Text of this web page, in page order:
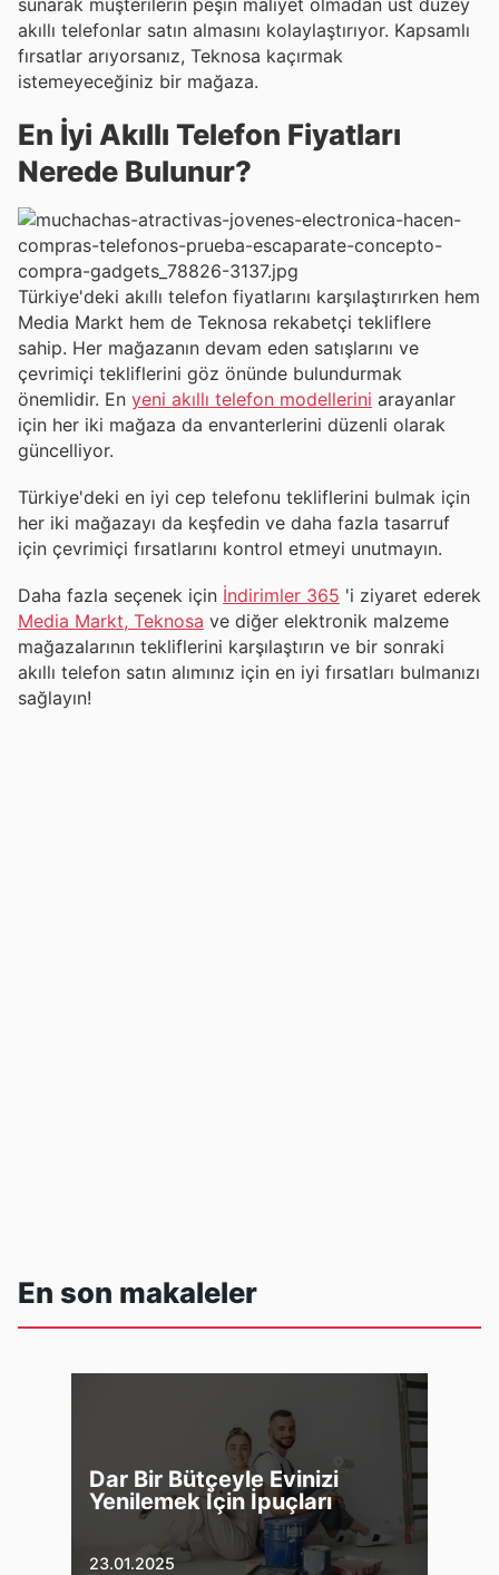
akıllı telefonlar satın almasını kolaylaştırıyor. Kapsamlı
fırsatlar arıyorsanız, Teknosa kaçırmak
istemeyeceğiniz bir mağaza.
En İyi Akıllı Telefon Fiyatları
Nerede Bulunur?
Türkiye'deki akıllı telefon fiyatlarını karşılaştırırken hem
Media Markt hem de Teknosa rekabetçi tekliflere
sahip. Her mağazanın devam eden satışlarını ve
çevrimiçi tekliflerini göz önünde bulundurmak
önemlidir. En yeni akıllı telefon modellerini arayanlar
için her iki mağaza da envanterlerini düzenli olarak
güncelliyor.
Türkiye'deki en iyi cep telefonu tekliflerini bulmak için
her iki mağazayı da keşfedin ve daha fazla tasarruf
için çevrimiçi fırsatlarını kontrol etmeyi unutmayın.
Daha fazla seçenek için İndirimler 365 'i ziyaret ederek
Media Markt, Teknosa ve diğer elektronik malzeme
mağazalarının tekliflerini karşılaştırın ve bir sonraki
akıllı telefon satın alımınız için en iyi fırsatları bulmanızı
sağlayın!
En son makaleler
Dar Bir Bütçeyle Evinizi
Yenilemek İçin İpuçları
23.01.2025